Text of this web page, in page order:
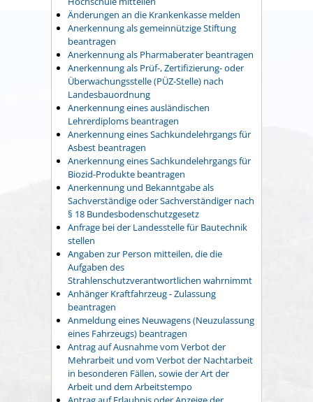
Änderungen an die Krankenkasse melden
Anerkennung als gemeinnützige Stiftung
beantragen
Anerkennung als Pharmaberater beantragen
Anerkennung als Prüf-, Zertifizierung- oder
Überwachungsstelle (PÜZ-Stelle) nach
Landesbauordnung
Anerkennung eines ausländischen
Lehrerdiploms beantragen
Anerkennung eines Sachkundelehrgangs für
Asbest beantragen
Anerkennung eines Sachkundelehrgangs für
Biozid-Produkte beantragen
Anerkennung und Bekanntgabe als
Sachverständige oder Sachverständiger nach
§ 18 Bundesbodenschutzgesetz
Anfrage bei der Landesstelle für Bautechnik
stellen
Angaben zur Person mitteilen, die die
Aufgaben des
Strahlenschutzverantwortlichen wahrnimmt
Anhänger Kraftfahrzeug - Zulassung
beantragen
Anmeldung eines Neuwagens (Neuzulassung
eines Fahrzeugs) beantragen
Antrag auf Ausnahme vom Verbot der
Mehrarbeit und vom Verbot der Nachtarbeit
in besonderen Fällen, sowie der Art der
Arbeit und dem Arbeitstempo